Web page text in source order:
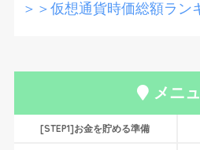
＞＞仮想通貨時価総額ラン
メニ
[STEP1]お金を貯める準備